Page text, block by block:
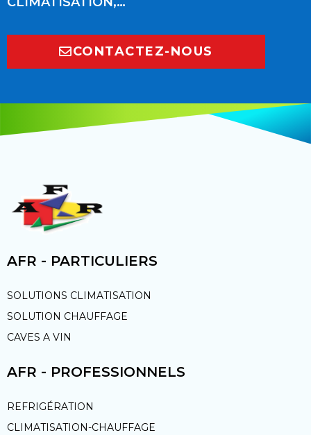
CONTACTEZ-NOUS
AFR - PARTICULIERS
SOLUTIONS CLIMATISATION
SOLUTION CHAUFFAGE
CAVES A VIN
AFR - PROFESSIONNELS
REFRIGÉRATION
CLIMATISATION-CHAUFFAGE